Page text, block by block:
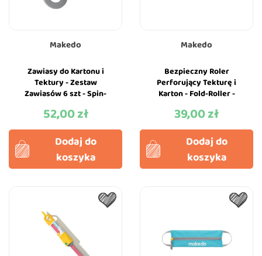
Makedo
Zawiasy do Kartonu i
Tektury - Zestaw
Zawiasów 6 szt - Spin-
Cena
52,00 zł
Dodaj do
koszyka
Makedo
Bezpieczny Roler
Perforujący Tekturę i
Karton - Fold-Roller -
Cena
39,00 zł
Dodaj do
koszyka